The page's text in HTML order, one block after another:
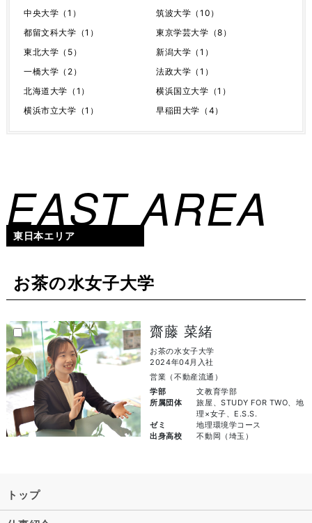
中央大学（1）
筑波大学（10）
都留文科大学（1）
東京学芸大学（8）
東北大学（5）
新潟大学（1）
一橋大学（2）
法政大学（1）
北海道大学（1）
横浜国立大学（1）
横浜市立大学（1）
早稲田大学（4）
EAST AREA
東日本エリア
お茶の水女子大学
齋藤 菜緒
お茶の水女子大学
2024年04月入社
営業（不動産流通）
学部
文教育学部
所属団体
旅屋、STUDY FOR TWO、地
理×女子、E.S.S.
ゼミ
地理環境学コース
出身高校
不動岡（埼玉）
トップ